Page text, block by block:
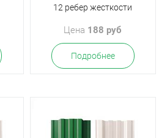
12 ребер жесткости
Цена 188 руб
Подробнее